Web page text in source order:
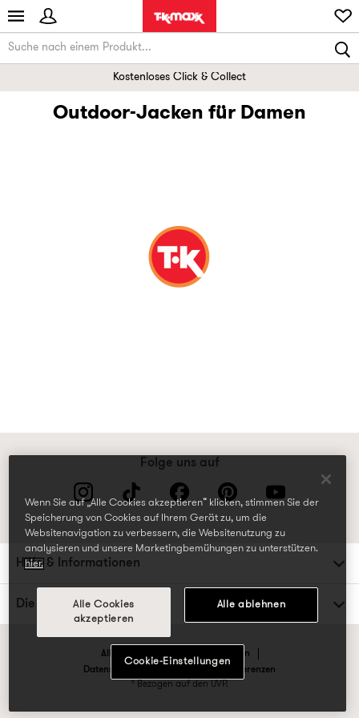
Kostenloses Click & Collect
Outdoor-Jacken für Damen
Folge uns auf
Hilfe & Informationen
Die TK Maxx Familie
Allgemeine Geschäftsbedingungen
Datenschutzrichtlinien & Cookie-Präferenzen
* Bezogen auf den UVP.
Wenn Sie auf „Alle Cookies akzeptieren“ klicken, stimmen Sie der
Speicherung von Cookies auf Ihrem Gerät zu, um die
Websitenavigation zu verbessern, die Websitenutzung zu
analysieren und unsere Marketingbemühungen zu unterstützen.
hier.
Alle Cookies
akzeptieren
Alle ablehnen
Cookie-Einstellungen